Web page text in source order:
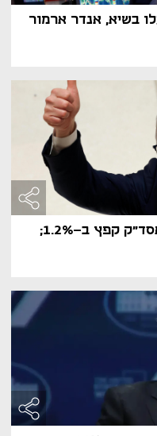
בשיא, אנדר ארמור
נעילה חיובית בוול סטריט - נאסד"ק קפץ ב-1.2%;